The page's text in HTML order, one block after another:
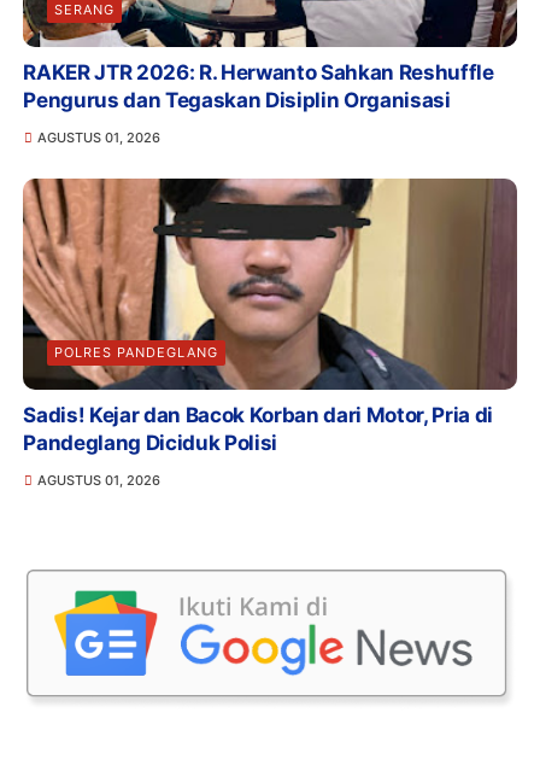
SERANG
RAKER JTR 2026: R. Herwanto Sahkan Reshuffle
Pengurus dan Tegaskan Disiplin Organisasi
AGUSTUS 01, 2026
POLRES PANDEGLANG
Sadis! Kejar dan Bacok Korban dari Motor, Pria di
Pandeglang Diciduk Polisi
AGUSTUS 01, 2026